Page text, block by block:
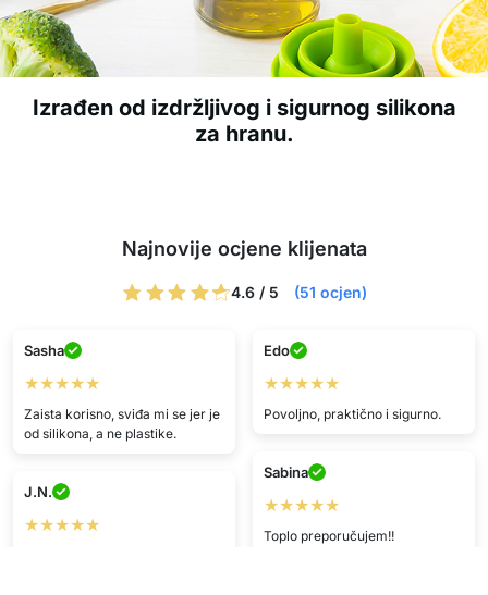
Izrađen od izdržljivog i sigurnog silikona
za hranu.
Najnovije ocjene klijenata
4.6 / 5 (51 ocjen)
Sasha
★★★★★
Zaista korisno, sviđa mi se jer je
od silikona, a ne plastike.
Edo
★★★★★
Povoljno, praktično i sigurno.
Sabina
★★★★★
Toplo preporučujem!!
J.N.
★★★★★